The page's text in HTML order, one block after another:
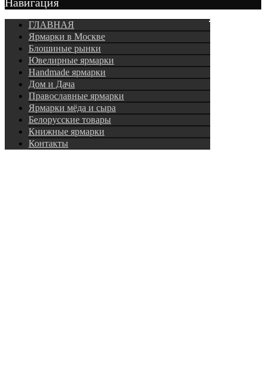
Подписка
ГЛАВНАЯ
Ярмарки в Москве
Блошиные рынки
Ювелирные ярмарки
Нandmade ярмарки
Дом и Дача
Православные ярмарки
Ярмарки мёда и сыра
Белорусские товары
Книжные ярмарки
Контакты